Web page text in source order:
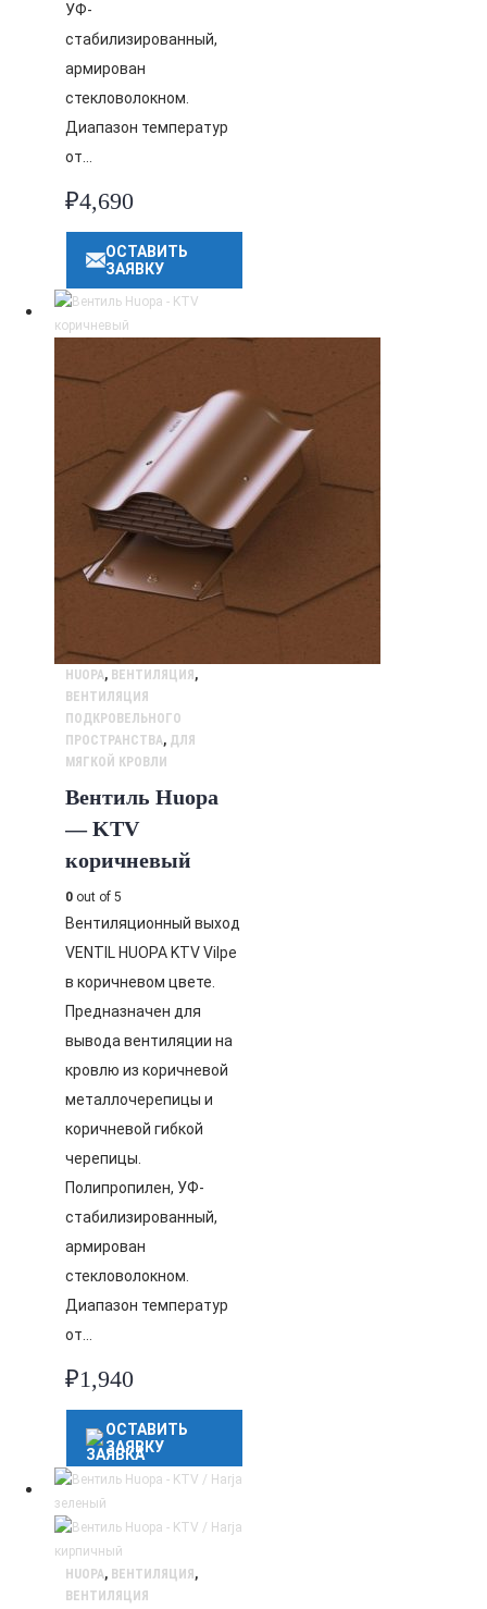
УФ-
стабилизированный,
армирован
стекловолокном.
Диапазон температур
от…
₽4,690
ОСТАВИТЬ
ЗАЯВКУ
HUOPA, ВЕНТИЛЯЦИЯ ,
ВЕНТИЛЯЦИЯ
ПОДКРОВЕЛЬНОГО
ПРОСТРАНСТВА, ДЛЯ
МЯГКОЙ КРОВЛИ
Вентиль Huopa
— KTV
коричневый
0 out of 5
Вентиляционный выход
VENTIL HUOPA KTV Vilpe
в коричневом цвете.
Предназначен для
вывода вентиляции на
кровлю из коричневой
металлочерепицы и
коричневой гибкой
черепицы.
Полипропилен, УФ-
стабилизированный,
армирован
стекловолокном.
Диапазон температур
от…
₽1,940
ОСТАВИТЬ
ЗАЯВКУ
HUOPA, ВЕНТИЛЯЦИЯ ,
ВЕНТИЛЯЦИЯ